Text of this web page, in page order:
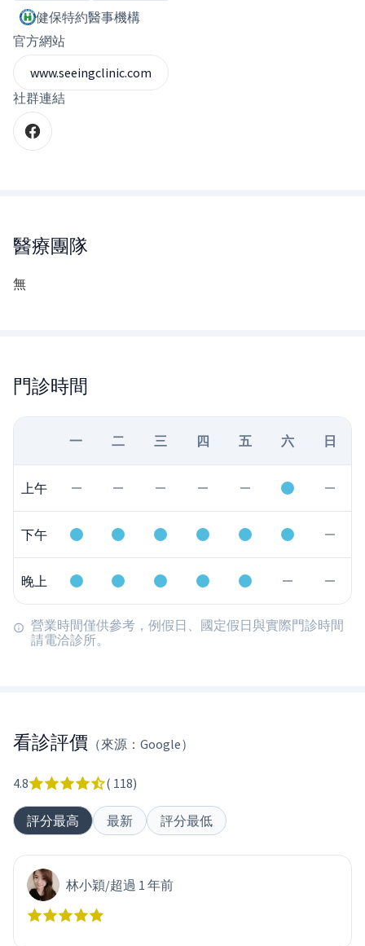
健保特約醫事機構
官方網站
www.seeingclinic.com
社群連結
醫療團隊
無
門診時間
一 二 三 四 五 六 日
上午
下午
晚上
營業時間僅供參考，例假日、國定假日與實際門診時間
請電洽診所。
看診評價 （來源：Google）
4.8 ( 118)
評分最高 最新 評分最低
林小穎/超過 1 年前